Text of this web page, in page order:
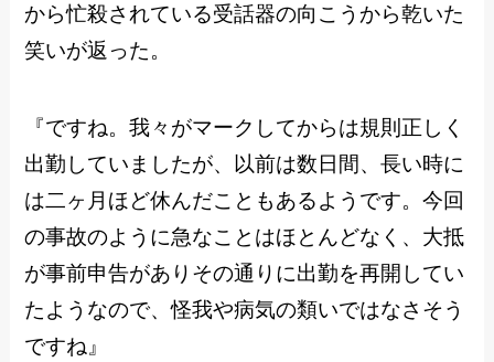
から忙殺されている受話器の向こうから乾いた
笑いが返った。
『ですね。我々がマークしてからは規則正しく
出勤していましたが、以前は数日間、長い時に
は二ヶ月ほど休んだこともあるようです。今回
の事故のように急なことはほとんどなく、大抵
が事前申告がありその通りに出勤を再開してい
たようなので、怪我や病気の類いではなさそう
ですね』